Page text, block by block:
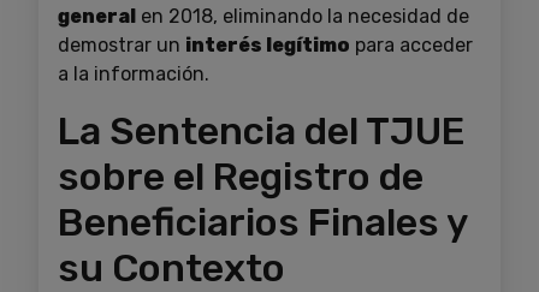
general en 2018, eliminando la necesidad de
demostrar un interés legítimo para acceder
a la información.
La Sentencia del TJUE
sobre el Registro de
Beneficiarios Finales y
su Contexto